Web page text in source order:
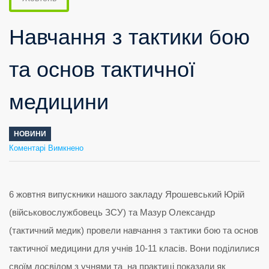
Навчання з тактики бою
та основ тактичної
медицини
НОВИНИ
Коментарі Вимкненодо
Навчання
з
та
основ
тактичної
6 жовтня випускники нашого закладу Ярошевський Юрій
(військовослужбовець ЗСУ) та Мазур Олександр
(тактичний медик) провели навчання з тактики бою та основ
тактичної медицини для учнів 10-11 класів. Вони поділилися
своїм досвідом з учнями та на практиці показали як